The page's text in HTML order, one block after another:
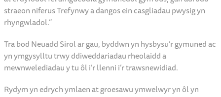
Dywedodd Aelod Cabinet Cyngor Sir Fynwy dros Faterion
Gwledig, Tai a Thwristiaeth, y Cyng. Sara Burch: “Mae Neuadd
Sirol wedi gwasanaethu Mynwy mewn sawl ffordd dros ei
hanes, yn fwyaf diweddar fel lle i bobl yr effeithiwyd arnynt
gan lifogydd ddod i gael cefnogaeth. Rydym yn edrych ymlaen
at ei dyfodol fel amgueddfa gymunedol gyffrous, gan adrodd
rhyngwladol.”